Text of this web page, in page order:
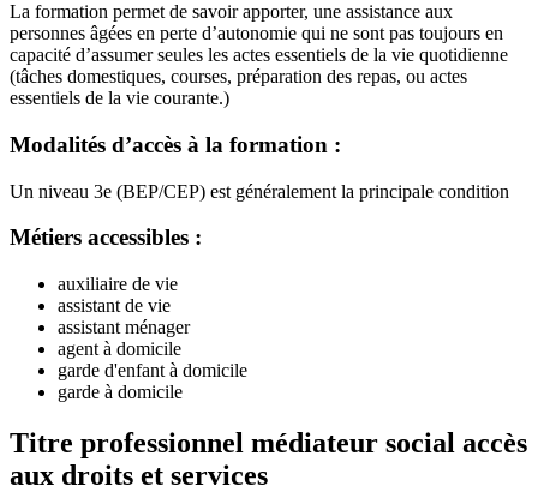
La formation permet de savoir apporter, une assistance aux
personnes âgées en perte d’autonomie qui ne sont pas toujours en
capacité d’assumer seules les actes essentiels de la vie quotidienne
(tâches domestiques, courses, préparation des repas, ou actes
essentiels de la vie courante.)
Modalités d’accès à la formation :
Un niveau 3e (BEP/CEP) est généralement la principale condition
Métiers accessibles :
auxiliaire de vie
assistant de vie
assistant ménager
agent à domicile
garde d'enfant à domicile
garde à domicile
Titre professionnel médiateur social accès
aux droits et services